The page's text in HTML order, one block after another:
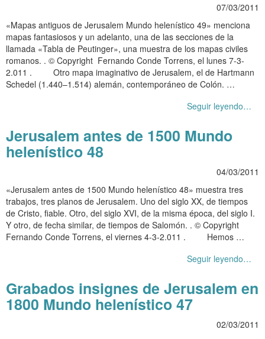
07/03/2011
«Mapas antiguos de Jerusalem Mundo helenístico 49» menciona
mapas fantasiosos y un adelanto, una de las secciones de la
llamada «Tabla de Peutinger», una muestra de los mapas civiles
romanos. . © Copyright Fernando Conde Torrens, el lunes 7-3-
2.011 . Otro mapa imaginativo de Jerusalem, el de Hartmann
Schedel (1.440–1.514) alemán, contemporáneo de Colón. …
Seguir leyendo…
Jerusalem antes de 1500 Mundo
helenístico 48
04/03/2011
«Jerusalem antes de 1500 Mundo helenístico 48» muestra tres
trabajos, tres planos de Jerusalem. Uno del siglo XX, de tiempos
de Cristo, fiable. Otro, del siglo XVI, de la misma época, del siglo I.
Y otro, de fecha similar, de tiempos de Salomón. . © Copyright
Fernando Conde Torrens, el viernes 4-3-2.011 . Hemos …
Seguir leyendo…
Grabados insignes de Jerusalem en
1800 Mundo helenístico 47
02/03/2011